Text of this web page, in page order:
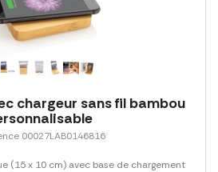
chargeur sans fil bambou
00027LAB0146816
(15 x 10 cm) avec base de chargement